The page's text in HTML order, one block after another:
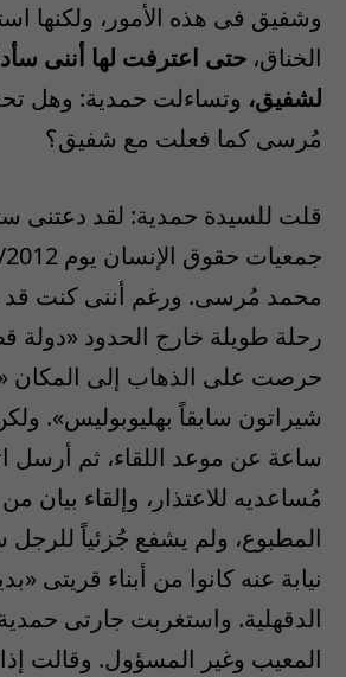
وشفيق فى هذه الأمور، ولكنها
الخناق، حتى اعترفت لها أننى
لشفيق، وتساءلت حمدية: وهل
مُرسى كما فعلت مع شفيق؟
قلت للسيدة حمدية: لقد دعتنى
محمد مُرسى. ورغم أننى كنت
رحلة طويلة خارج الحدود «دولة
حرصت على الذهاب إلى المكان
شيراتون سابقاً بهليوبوليس».
ساعة عن موعد اللقاء، ثم أرسل
مُساعديه للاعتذار، وإلقاء بيان
المطبوع، ولم يشفع جُزئياً
نيابة عنه كانوا من أبناء قريتى
الدقهلية. واستغربت جارتى
المعيب وغير المسؤول. وقالت